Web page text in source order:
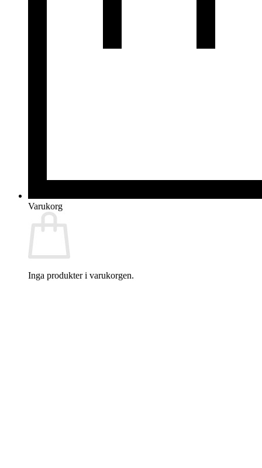
Varukorg
Inga produkter i varukorgen.